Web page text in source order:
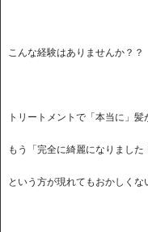
こんな経験はありませんか？？
トリートメントで「本当に」髪
もう「完全に綺麗になりました
という方が現れてもおかしくな